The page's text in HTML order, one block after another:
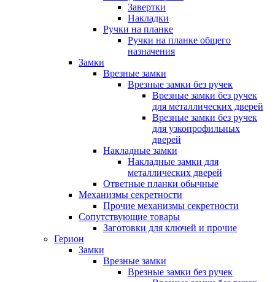
Завертки
Накладки
Ручки на планке
Ручки на планке общего
назначения
Замки
Врезные замки
Врезные замки без ручек
Врезные замки без ручек
для металлических дверей
Врезные замки без ручек
для узкопрофильных
дверей
Накладные замки
Накладные замки для
металлических дверей
Ответные планки обычные
Механизмы секретности
Прочие механизмы секретности
Сопутствующие товары
Заготовки для ключей и прочие
Герион
Замки
Врезные замки
Врезные замки без ручек